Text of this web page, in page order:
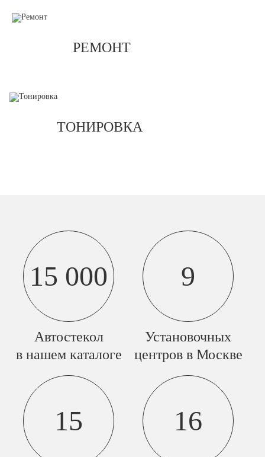
РЕМОНТ
ТОНИРОВКА
15 000
Автостекол
в нашем каталоге
9
Установочных
центров в Москве
15 16